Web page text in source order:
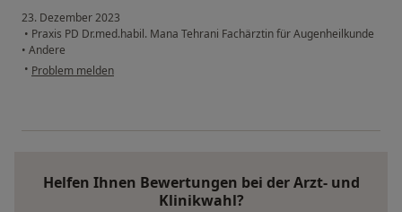
23. Dezember 2023
• Praxis PD Dr.med.habil. Mana Tehrani Fachärztin für Augenheilkunde
• Andere
• Problem melden
Helfen Ihnen Bewertungen bei der Arzt- und
Klinikwahl?